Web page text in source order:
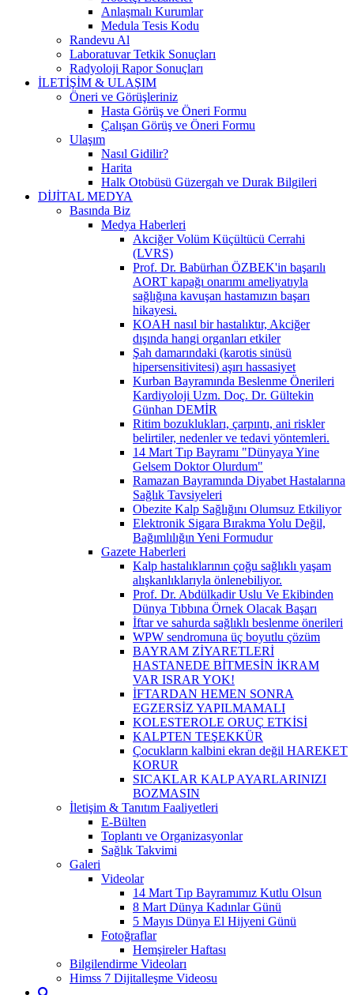
Anlaşmalı Kurumlar
Medula Tesis Kodu
Randevu Al
Laboratuvar Tetkik Sonuçları
Radyoloji Rapor Sonuçları
İLETİŞİM & ULAŞIM
Öneri ve Görüşleriniz
Hasta Görüş ve Öneri Formu
Çalışan Görüş ve Öneri Formu
Ulaşım
Nasıl Gidilir?
Harita
Halk Otobüsü Güzergah ve Durak Bilgileri
DİJİTAL MEDYA
Basında Biz
Medya Haberleri
Akciğer Volüm Küçültücü Cerrahi
(LVRS)
Prof. Dr. Babürhan ÖZBEK'in başarılı
AORT kapağı onarımı ameliyatıyla
sağlığına kavuşan hastamızın başarı
hikayesi.
KOAH nasıl bir hastalıktır, Akciğer
dışında hangi organları etkiler
Şah damarındaki (karotis sinüsü
hipersensitivitesi) aşırı hassasiyet
Kurban Bayramında Beslenme Önerileri
Kardiyoloji Uzm. Doç. Dr. Gültekin
Günhan DEMİR
Ritim bozuklukları, çarpıntı, ani riskler
belirtiler, nedenler ve tedavi yöntemleri.
14 Mart Tıp Bayramı "Dünyaya Yine
Gelsem Doktor Olurdum"
Ramazan Bayramında Diyabet Hastalarına
Sağlık Tavsiyeleri
Obezite Kalp Sağlığını Olumsuz Etkiliyor
Elektronik Sigara Bırakma Yolu Değil,
Bağımlılığın Yeni Formudur
Gazete Haberleri
Kalp hastalıklarının çoğu sağlıklı yaşam
alışkanlıklarıyla önlenebiliyor.
Prof. Dr. Abdülkadir Uslu Ve Ekibinden
Dünya Tıbbına Örnek Olacak Başarı
İftar ve sahurda sağlıklı beslenme önerileri
WPW sendromuna üç boyutlu çözüm
BAYRAM ZİYARETLERİ
HASTANEDE BİTMESİN İKRAM
VAR ISRAR YOK!
İFTARDAN HEMEN SONRA
EGZERSİZ YAPILMAMALI
KOLESTEROLE ORUÇ ETKİSİ
KALPTEN TEŞEKKÜR
Çocukların kalbini ekran değil HAREKET
KORUR
SICAKLAR KALP AYARLARINIZI
BOZMASIN
İletişim & Tanıtım Faaliyetleri
E-Bülten
Toplantı ve Organizasyonlar
Sağlık Takvimi
Galeri
Videolar
14 Mart Tıp Bayramımız Kutlu Olsun
8 Mart Dünya Kadınlar Günü
5 Mayıs Dünya El Hijyeni Günü
Fotoğraflar
Hemşireler Haftası
Bilgilendirme Videoları
Himss 7 Dijitalleşme Videosu